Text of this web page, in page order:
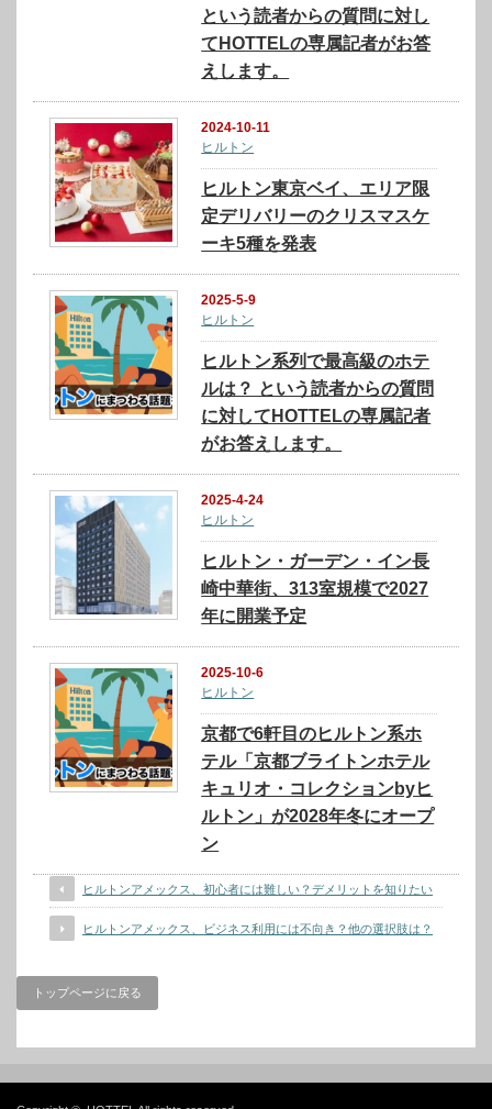
という読者からの質問に対し
てHOTTELの専属記者がお答
えします。
2024-10-11
ヒルトン
ヒルトン東京ベイ、エリア限
定デリバリーのクリスマスケ
ーキ5種を発表
2025-5-9
ヒルトン
ヒルトン系列で最高級のホテ
ルは？ という読者からの質問
に対してHOTTELの専属記者
がお答えします。
2025-4-24
ヒルトン
ヒルトン・ガーデン・イン長
崎中華街、313室規模で2027
年に開業予定
2025-10-6
ヒルトン
京都で6軒目のヒルトン系ホ
テル「京都ブライトンホテル
キュリオ・コレクションbyヒ
ルトン」が2028年冬にオープ
ン
ヒルトンアメックス、初心者には難しい？デメリットを知りたい
ヒルトンアメックス、ビジネス利用には不向き？他の選択肢は？
トップページに戻る